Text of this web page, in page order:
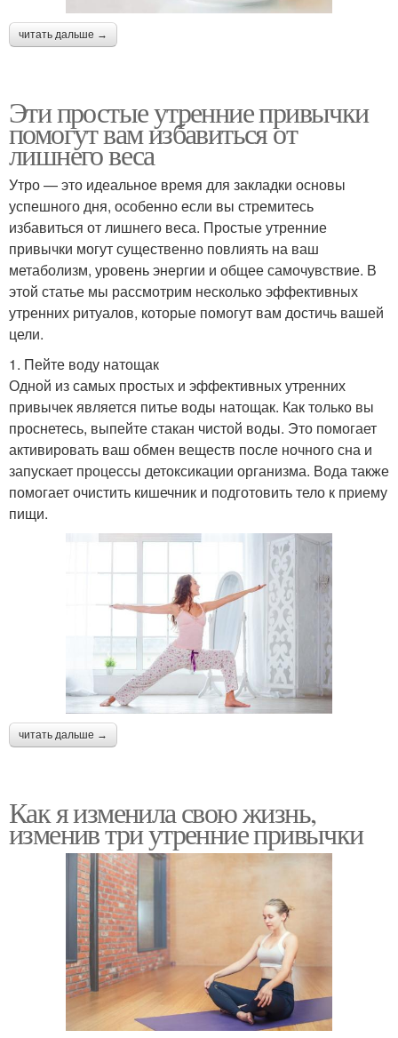
читать дальше →
Эти простые утренние привычки
помогут вам избавиться от
лишнего веса
Утро — это идеальное время для закладки основы
успешного дня, особенно если вы стремитесь
избавиться от лишнего веса. Простые утренние
привычки могут существенно повлиять на ваш
метаболизм, уровень энергии и общее самочувствие. В
этой статье мы рассмотрим несколько эффективных
утренних ритуалов, которые помогут вам достичь вашей
цели.
1. Пейте воду натощак
Одной из самых простых и эффективных утренних
привычек является питье воды натощак. Как только вы
проснетесь, выпейте стакан чистой воды. Это помогает
активировать ваш обмен веществ после ночного сна и
запускает процессы детоксикации организма. Вода также
помогает очистить кишечник и подготовить тело к приему
пищи.
читать дальше →
Как я изменила свою жизнь,
изменив три утренние привычки